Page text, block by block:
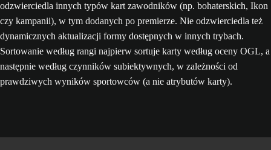
odzwierciedla innych typów kart zawodników (np. bohaterskich, Ikon
czy kampanii), w tym dodanych po premierze. Nie odzwierciedla też
dynamicznych aktualizacji formy dostępnych w innych trybach.
Sortowanie według rangi najpierw sortuje karty według oceny OGL, a
następnie według czynników subiektywnych, w zależności od
prawdziwych wyników sportowców (a nie atrybutów karty).